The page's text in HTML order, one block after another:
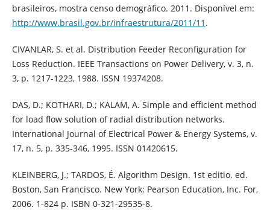
brasileiros, mostra censo demográfico. 2011. Disponível em:
http://www.brasil.gov.br/infraestrutura/2011/11 .
CIVANLAR, S. et al. Distribution Feeder Reconfiguration for
Loss Reduction. IEEE Transactions on Power Delivery, v. 3, n.
3, p. 1217-1223, 1988. ISSN 19374208.
DAS, D.; KOTHARI, D.; KALAM, A. Simple and efficient method
for load flow solution of radial distribution networks.
International Journal of Electrical Power & Energy Systems, v.
17, n. 5, p. 335-346, 1995. ISSN 01420615.
KLEINBERG, J.; TARDOS, É. Algorithm Design. 1st editio. ed.
Boston, San Francisco. New York: Pearson Education, Inc. For,
2006. 1-824 p. ISBN 0-321-29535-8.